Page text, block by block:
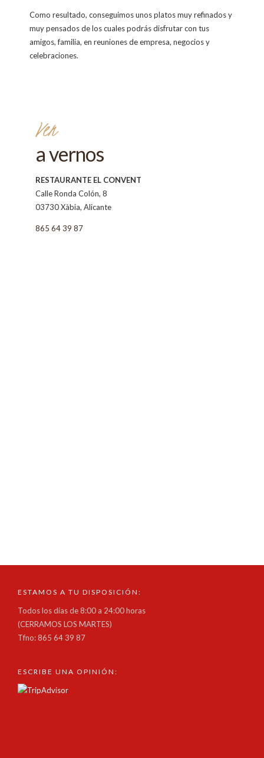
Como resultado, conseguimos unos platos muy refinados y
muy pensados de los cuales podrás disfrutar con tus
amigos, familia, en reuniones de empresa, negocios y
celebraciones.
Ven
a vernos
RESTAURANTE EL CONVENT
Calle Ronda Colón, 8
03730 Xàbia, Alicante
865 64 39 87
ESTAMOS A TU DISPOSICIÓN:
Todos los días de 8:00 a 24:00 horas
(CERRAMOS LOS MARTES)
Tfno: 865 64 39 87
ESCRIBE UNA OPINIÓN: